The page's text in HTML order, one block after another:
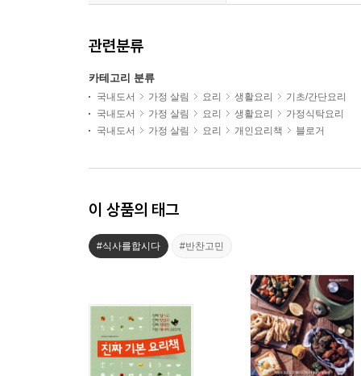
관련분류
카테고리 분류
국내도서 가정 살림 요리 생활요리
기초/간단요리
국내도서
가정 살림 요리 생활요리
가정식탁요리
국내도서
가정 살림 요리 개인요리책 블로거
이 상품의 태그
#식사를합시다 #반찬고민